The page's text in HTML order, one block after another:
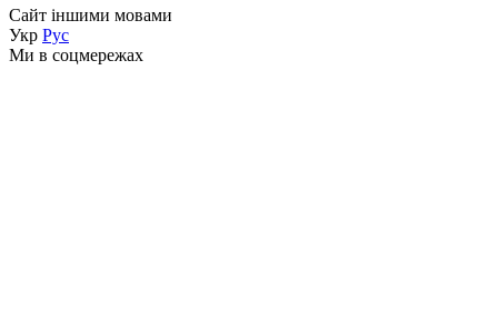
Сайт іншими мовами
Укр Рус
Ми в соцмережах